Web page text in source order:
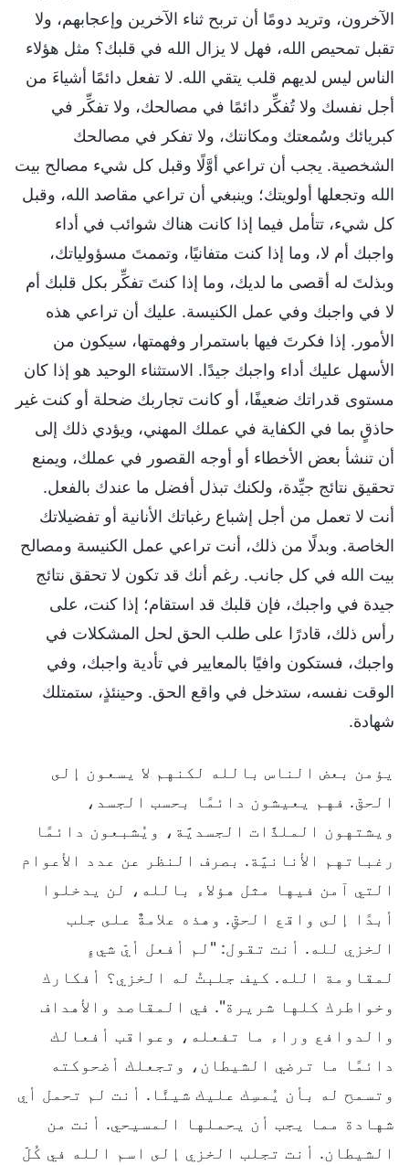
الآخرون، وتريد دومًا أن تربح ثناء الآخرين وإعجابهم، ولا
تقبل تمحيص الله، فهل لا يزال الله في قلبك؟ مثل هؤلاء
الناس ليس لديهم قلب يتقي الله. لا تفعل دائمًا أشياءَ من
أجل نفسك ولا تُفكِّر دائمًا في مصالحك، ولا تفكِّر في
كبريائك وسُمعتك ومكانتك، ولا تفكر في مصالحك
الشخصية. يجب أن تراعي أوَّلًا وقبل كل شيء مصالح بيت
الله وتجعلها أولويتك؛ وينبغي أن تراعي مقاصد الله، وقبل
كل شيء، تتأمل فيما إذا كانت هناك شوائب في أداء
واجبك أم لا، وما إذا كنت متفانيًا، وتممتَ مسؤولياتك،
وبذلتَ له أقصى ما لديك، وما إذا كنتَ تفكِّر بكل قلبك أم
لا في واجبك وفي عمل الكنيسة. عليك أن تراعي هذه
الأمور. إذا فكرتَ فيها باستمرار وفهمتها، سيكون من
الأسهل عليك أداء واجبك جيدًا. الاستثناء الوحيد هو إذا كان
مستوى قدراتك ضعيفًا، أو كانت تجاربك ضحلة أو كنت غير
حاذقٍ بما في الكفاية في عملك المهني، ويؤدي ذلك إلى
أن تنشأ بعض الأخطاء أو أوجه القصور في عملك، ويمنع
تحقيق نتائج جيِّدة، ولكنك تبذل أفضل ما عندك بالفعل.
أنت لا تعمل من أجل إشباع رغباتك الأنانية أو تفضيلاتك
الخاصة. وبدلًا من ذلك، أنت تراعي عمل الكنيسة ومصالح
بيت الله في كل جانب. رغم أنك قد تكون لا تحقق نتائج
جيدة في واجبك، فإن قلبك قد استقام؛ إذا كنت، على
رأس ذلك، قادرًا على طلب الحق لحل المشكلات في
واجبك، فستكون وافيًا بالمعايير في تأدية واجبك، وفي
الوقت نفسه، ستدخل في واقع الحق. وحينئذٍ، ستمتلك
شهادة.
يؤمن بعض الناس بالله لكنهم لا يسعون إلى
الحقّ. فهم يعيشون دائمًا بحسب الجسد،
ويشتهون الملذَّات الجسديَّة، ويُشبعون دائمًا
رغباتهم الأنانيَّة. بصرف النظر عن عدد الأعوام
التي آمن فيها مثل هؤلاء بالله، لن يدخلوا
أبدًا إلى واقع الحقِّ. وهذه علامةٌ على جلب
الخزي لله. أنت تقول: "لم أفعل أيّ شيءٍ
لمقاومة الله. كيف جلبتُ له الخزي؟ أفكارك
وخواطرك كلها شريرة". في المقاصد والأهداف
والدوافع وراء ما تفعله، وعواقب أفعالك
دائمًا ما ترضي الشيطان، وتجعلك أضحوكته
وتسمح له بأن يُمسِك عليك شيئًا. أنت لم تحمل أي
شهادة مما يجب أن يحملها المسيحي. أنت من
الشيطان. أنت تجلب الخزي إلى اسم الله في كُلّ